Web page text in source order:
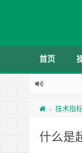
首页
> 技术指
什么是